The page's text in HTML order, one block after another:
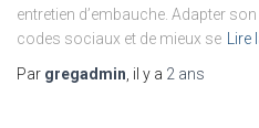
entretien d’embauche. Adapter
codes sociaux et de mieux se
Par gregadmin , il y a 2 ans